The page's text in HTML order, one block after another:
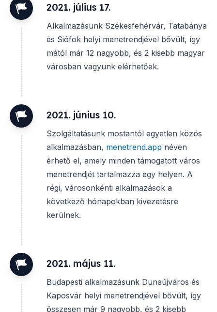
2021. július 17.
Alkalmazásunk Székesfehérvár, Tatabánya
és Siófok helyi menetrendjével bővült, így
mától már 12 nagyobb, és 2 kisebb magyar
városban vagyunk elérhetőek.
2021. június 10.
Szolgáltatásunk mostantól egyetlen közös
alkalmazásban, menetrend.app néven
érhető el, amely minden támogatott város
menetrendjét tartalmazza egy helyen. A
régi, városonkénti alkalmazások a
következő hónapokban kivezetésre
kerülnek.
2021. május 11.
Budapesti alkalmazásunk Dunaújváros és
Kaposvár helyi menetrendjével bővült, így
összesen már 9 nagyobb, és 2 kisebb